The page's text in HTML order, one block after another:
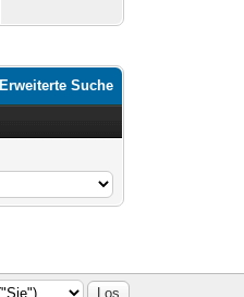
Erweiterte Suche